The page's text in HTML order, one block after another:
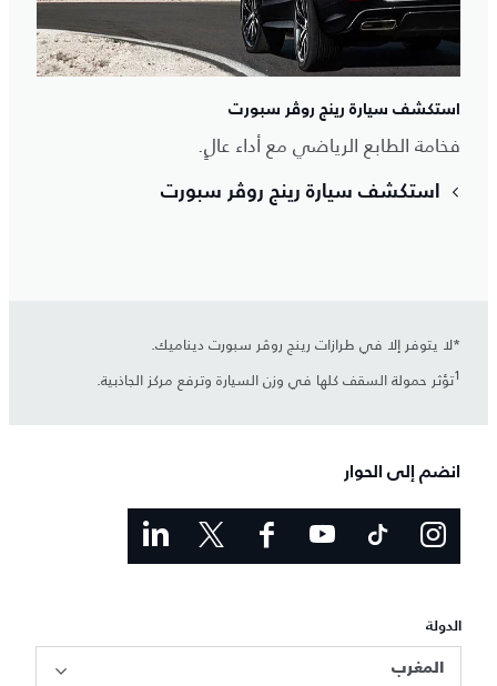
استكشف سيارة رينج روڤر سبورت
فخامة الطابع الرياضي مع أداء عالٍ.
استكشف سيارة رينج روڤر سبورت
*لا يتوفر إلا في طرازات رينج روڤر سبورت ديناميك.
1تؤثر حمولة السقف كلها في وزن السيارة وترفع مركز الجاذبية.
انضم إلى الحوار
الدولة
المغرب